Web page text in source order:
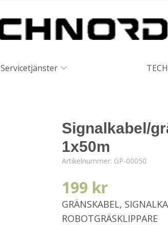
Servicetjänster
Signalkabel/
1x50m
Artikelnummer: GP-00050
199 kr
GRÄNSKABEL,
ROBOTGRÄSKLIPPARE